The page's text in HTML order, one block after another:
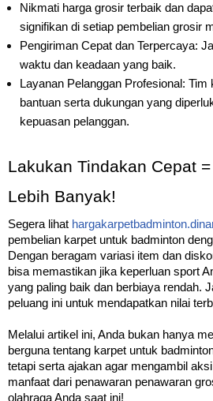
Nikmati harga grosir terbaik dan
signifikan di setiap pembelian grosir
Pengiriman Cepat dan Terpercaya:
waktu dan keadaan yang baik.
Layanan Pelanggan Profesional:
bantuan serta dukungan yang
kepuasan pelanggan.
Lakukan Tindakan Cepat
Lebih Banyak!
Segera lihat
pembelian karpet untuk badminton
Dengan beragam variasi item dan
bisa memastikan jika keperluan sport
yang paling baik dan berbiaya rendah.
peluang ini untuk mendapatkan nilai
Melalui artikel ini, Anda bukan hanya
berguna tentang karpet untuk
tetapi serta ajakan agar mengambil
manfaat dari penawaran penawaran
olahraga Anda saat ini!